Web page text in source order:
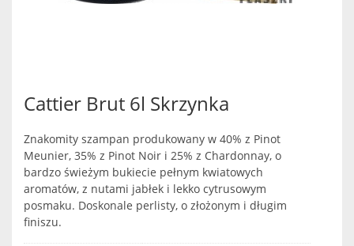
Cattier Brut 6l Skrzynka
Znakomity szampan produkowany w 40% z Pinot
Meunier, 35% z Pinot Noir i 25% z Chardonnay, o
bardzo świeżym bukiecie pełnym kwiatowych
aromatów, z nutami jabłek i lekko cytrusowym
posmaku. Doskonale perlisty, o złożonym i długim
finiszu.